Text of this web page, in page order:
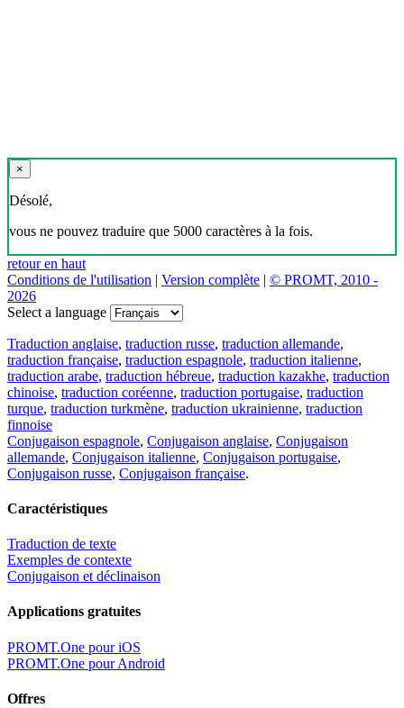
×
Désolé,
vous ne pouvez traduire que 5000 caractères à la fois.
retour en haut
Conditions de l'utilisation | Version complète | © PROMT, 2010 -
2026
Select a language
Traduction anglaise, traduction russe, traduction allemande,
traduction française, traduction espagnole, traduction italienne,
traduction arabe, traduction hébreue, traduction kazakhe, traduction
chinoise, traduction coréenne, traduction portugaise, traduction
turque, traduction turkmène, traduction ukrainienne, traduction
finnoise
Conjugaison espagnole, Conjugaison anglaise, Conjugaison
allemande, Conjugaison italienne, Conjugaison portugaise,
Conjugaison russe, Conjugaison française.
Caractéristiques
Traduction de texte
Exemples de contexte
Conjugaison et déclinaison
Applications gratuites
PROMT.One pour iOS
PROMT.One pour Android
Offres